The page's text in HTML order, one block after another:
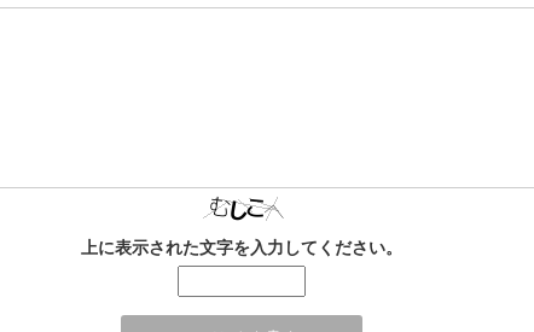
上に表示された文字を入力してください。